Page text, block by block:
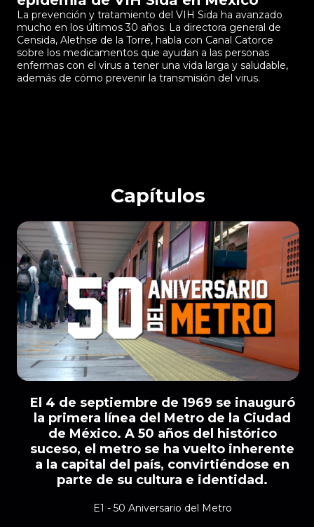
La prevención y tratamiento del VIH Sida ha avanzado
mucho en los últimos 30 años. La directora general de
Censida, Alethse de la Torre, habla con Canal Catorce
sobre los medicamentos que ayudan a las personas
enfermas con el virus a tener una vida larga y saludable,
además de cómo prevenir la transmisión del virus.
Capítulos
El 4 de septiembre de 1969 se inauguró
la primera línea del Metro de la Ciudad
de México. A 50 años del histórico
suceso, el metro se ha vuelto inherente
a la capital del país, convirtiéndose en
parte de su cultura e identidad.
E1 - 50 Aniversario del Metro